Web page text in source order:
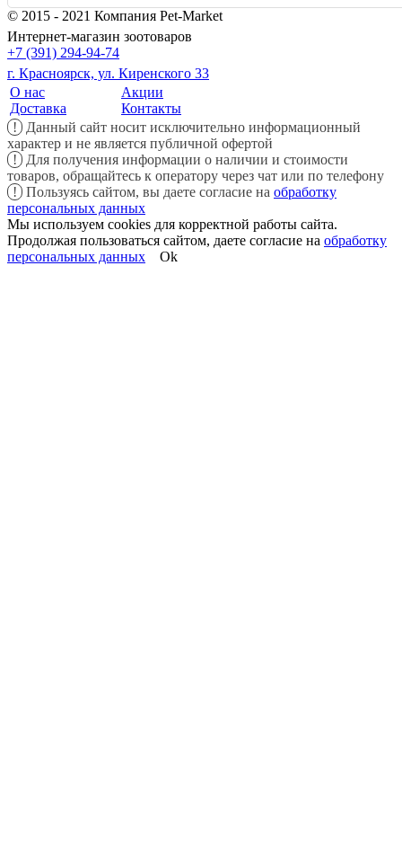
© 2015 - 2021 Компания Pet-Market
Интернет-магазин зоотоваров
+7 (391) 294-94-74
г. Красноярск, ул. Киренского 33
О нас
Доставка
Акции
Контакты
!
Данный сайт носит исключительно информационный
характер и не является публичной офертой
!
Для получения информации о наличии и стоимости
товаров, обращайтесь к оператору через чат или по телефону
!
Пользуясь сайтом, вы даете согласие на обработку
персональных данных
Мы используем cookies для корректной работы сайта.
Продолжая пользоваться сайтом, даете согласие на обработку
персональных данных
Ok